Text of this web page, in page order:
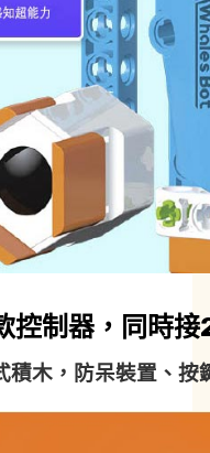
控制器，同時
積木，防呆裝置、按